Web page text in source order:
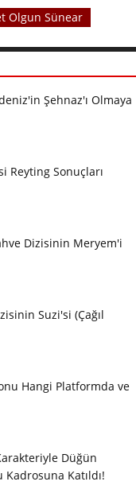
Olgun Sünear
Şehnaz'ı Olmaya
Reyting Sonuçları
Dizisinin Meryem'i
Suzi'si (Çağıl
Hangi Platformda ve
Düğün
Kadrosuna Katıldı!